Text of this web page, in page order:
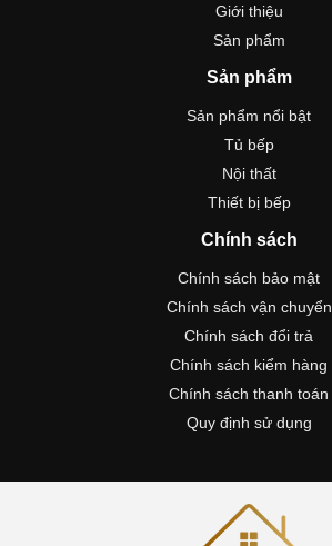
Giới thiệu
Sản phẩm
Sản phẩm
Sản phẩm nổi bật
Tủ bếp
Nội thất
Thiết bị bếp
Chính sách
Chính sách bảo mật
Chính sách vận chuyển
Chính sách đổi trả
Chính sách kiểm hàng
Chính sách thanh toán
Quy định sử dụng